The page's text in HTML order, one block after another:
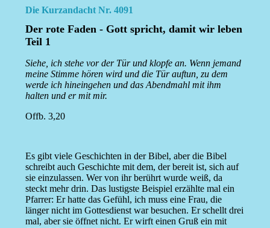
Die Kurzandacht Nr. 4091
Der rote Faden - Gott spricht, damit wir leben
Teil 1
Siehe, ich stehe vor der Tür und klopfe an. Wenn jemand
meine Stimme hören wird und die Tür auftun, zu dem
werde ich hineingehen und das Abendmahl mit ihm
halten und er mit mir.
Offb. 3,20
Es gibt viele Geschichten in der Bibel, aber die Bibel
schreibt auch Geschichte mit dem, der bereit ist, sich auf
sie einzulassen. Wer von ihr berührt wurde weiß, da
steckt mehr drin. Das lustigste Beispiel erzählte mal ein
Pfarrer: Er hatte das Gefühl, ich muss eine Frau, die
länger nicht im Gottesdienst war besuchen. Er schellt drei
mal, aber sie öffnet nicht. Er wirft einen Gruß ein mit